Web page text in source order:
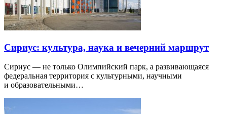
Сириус: культура, наука и вечерний маршрут
Сириус — не только Олимпийский парк, а развивающаяся
федеральная территория с культурными, научными
и образовательными…